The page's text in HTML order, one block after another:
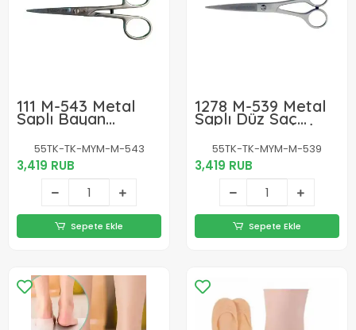
111 M-543 Metal
Saplı Bayan
Kuaför Makası No:
5,5 İnç / 13,97 Cm -
Paslanmaz Çelik
55TK-TK-MYM-M-543
3,419 RUB
Sepete Ekle
1278 M-539 Metal
Saplı Düz Saç
Makası No: 6,5 İnç
/ 16,51 Cm -
Paslanmaz Çelik
55TK-TK-MYM-M-539
3,419 RUB
Sepete Ekle